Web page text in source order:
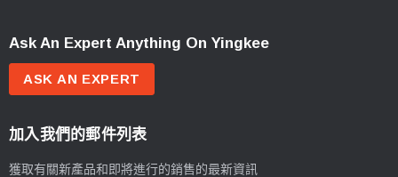
Ask An Expert Anything On Yingkee
ASK AN EXPERT
加入我們的郵件列表
獲取有關新產品和即將進行的銷售的最新資訊